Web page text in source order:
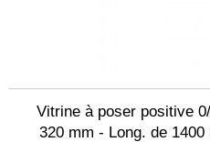
Vitrine à poser positive
320 mm - Long. de